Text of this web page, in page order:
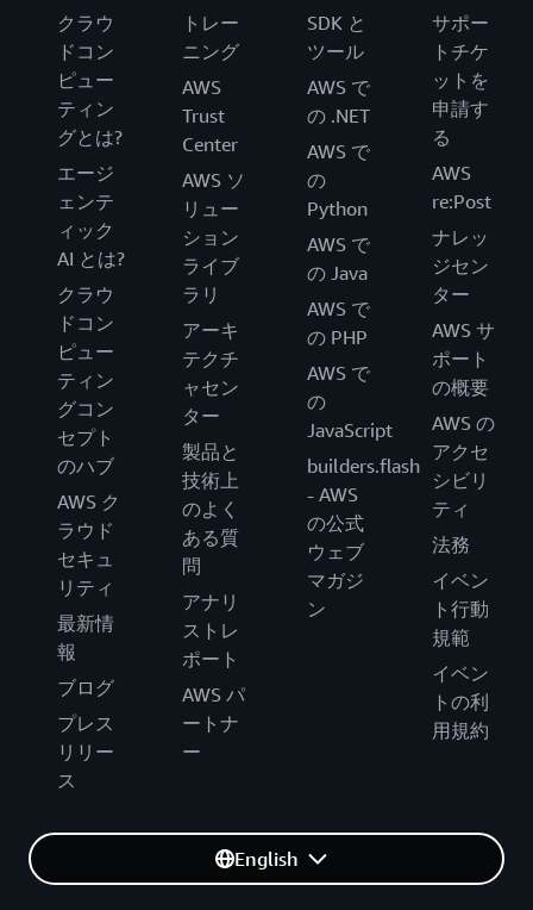
クラウ
ドコン
ピュー
ティン
グとは?
エージ
ェンテ
ィック
AI とは?
クラウ
ドコン
ピュー
ティン
グコン
セプト
のハブ
AWS ク
ラウド
セキュ
リティ
最新情
報
ブログ
プレス
リリー
ス
トレー
ニング
AWS
Trust
Center
AWS ソ
リュー
ション
ライブ
ラリ
アーキ
テクチ
ャセン
ター
製品と
技術上
のよく
ある質
問
アナリ
ストレ
ポート
AWS パ
ートナ
ー
SDK と
ツール
AWS で
の .NET
AWS で
の
Python
AWS で
の Java
AWS で
の PHP
AWS で
の
JavaScript
builders.flash
- AWS
の公式
ウェブ
マガジ
ン
サポー
トチケ
ットを
申請す
る
AWS
re:Post
ナレッ
ジセン
ター
AWS サ
ポート
の概要
AWS の
アクセ
シビリ
ティ
法務
イベン
ト行動
規範
イベン
トの利
用規約
English